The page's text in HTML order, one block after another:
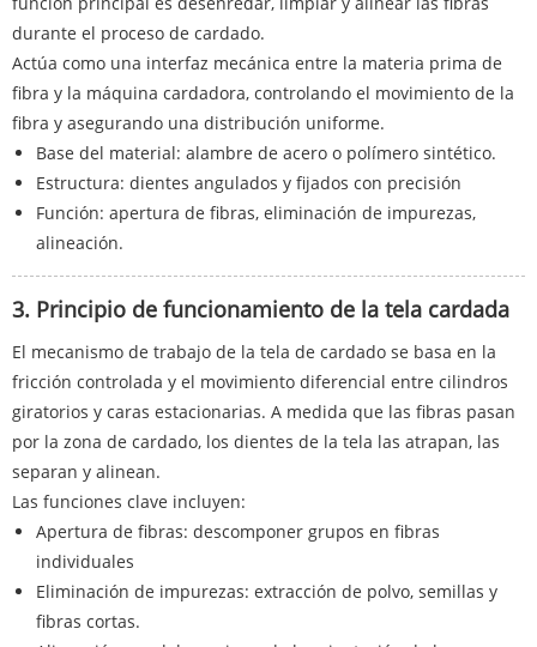
durante el proceso de cardado.
Actúa como una interfaz mecánica entre la materia prima de
fibra y la máquina cardadora, controlando el movimiento de la
fibra y asegurando una distribución uniforme.
Base del material: alambre de acero o polímero sintético.
Estructura: dientes angulados y fijados con precisión
Función: apertura de fibras, eliminación de impurezas,
alineación.
3. Principio de funcionamiento de la tela cardada
El mecanismo de trabajo de la tela de cardado se basa en la
fricción controlada y el movimiento diferencial entre cilindros
giratorios y caras estacionarias. A medida que las fibras pasan
por la zona de cardado, los dientes de la tela las atrapan, las
separan y alinean.
Las funciones clave incluyen:
Apertura de fibras: descomponer grupos en fibras
individuales
Eliminación de impurezas: extracción de polvo, semillas y
fibras cortas.